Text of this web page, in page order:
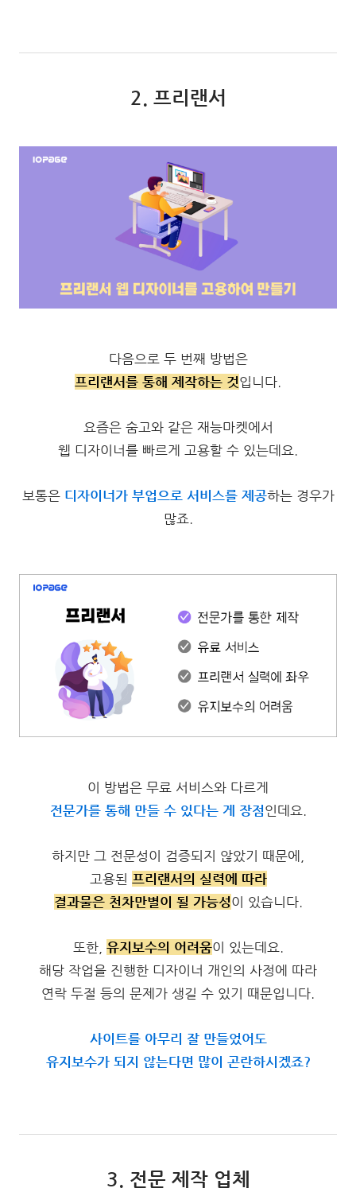
2. 프리랜서
다음으로 두 번째 방법은
프리랜서를 통해 제작하는 것입니다.
요즘은 숨고와 같은 재능마켓에서
웹 디자이너를 빠르게 고용할 수 있는데요.
보통은 디자이너가 부업으로 서비스를 제공하는 경우가
많죠.
이 방법은 무료 서비스와 다르게
전문가를 통해 만들 수 있다는 게 장점인데요.
하지만 그 전문성이 검증되지 않았기 때문에,
고용된 프리랜서의 실력에 따라
결과물은 천차만별이 될 가능성이 있습니다.
또한, 유지보수의 어려움이 있는데요.
해당 작업을 진행한 디자이너 개인의 사정에 따라
연락 두절 등의 문제가 생길 수 있기 때문입니다.
사이트를 아무리 잘 만들었어도
유지보수가 되지 않는다면 많이 곤란하시겠죠?
3. 전문 제작 업체